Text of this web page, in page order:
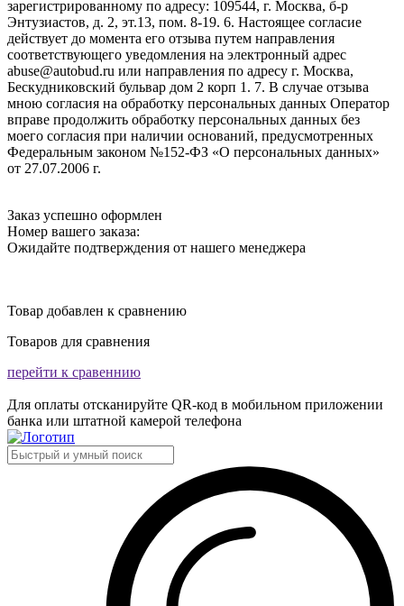
зарегистрированному по адресу: 109544, г. Москва, б-р
Энтузиастов, д. 2, эт.13, пом. 8-19. 6. Настоящее согласие
действует до момента его отзыва путем направления
соответствующего уведомления на электронный адрес
abuse@autobud.ru или направления по адресу г. Москва,
Бескудниковский бульвар дом 2 корп 1. 7. В случае отзыва
мною согласия на обработку персональных данных Оператор
вправе продолжить обработку персональных данных без
моего согласия при наличии оснований, предусмотренных
Федеральным законом №152-ФЗ «О персональных данных»
от 27.07.2006 г.
Заказ успешно оформлен
Номер вашего заказа:
Ожидайте подтверждения от нашего менеджера
Товар добавлен к сравнению
Товаров для сравнения
перейти к сравеннию
Для оплаты отсканируйте QR-код в мобильном приложении
банка или штатной камерой телефона